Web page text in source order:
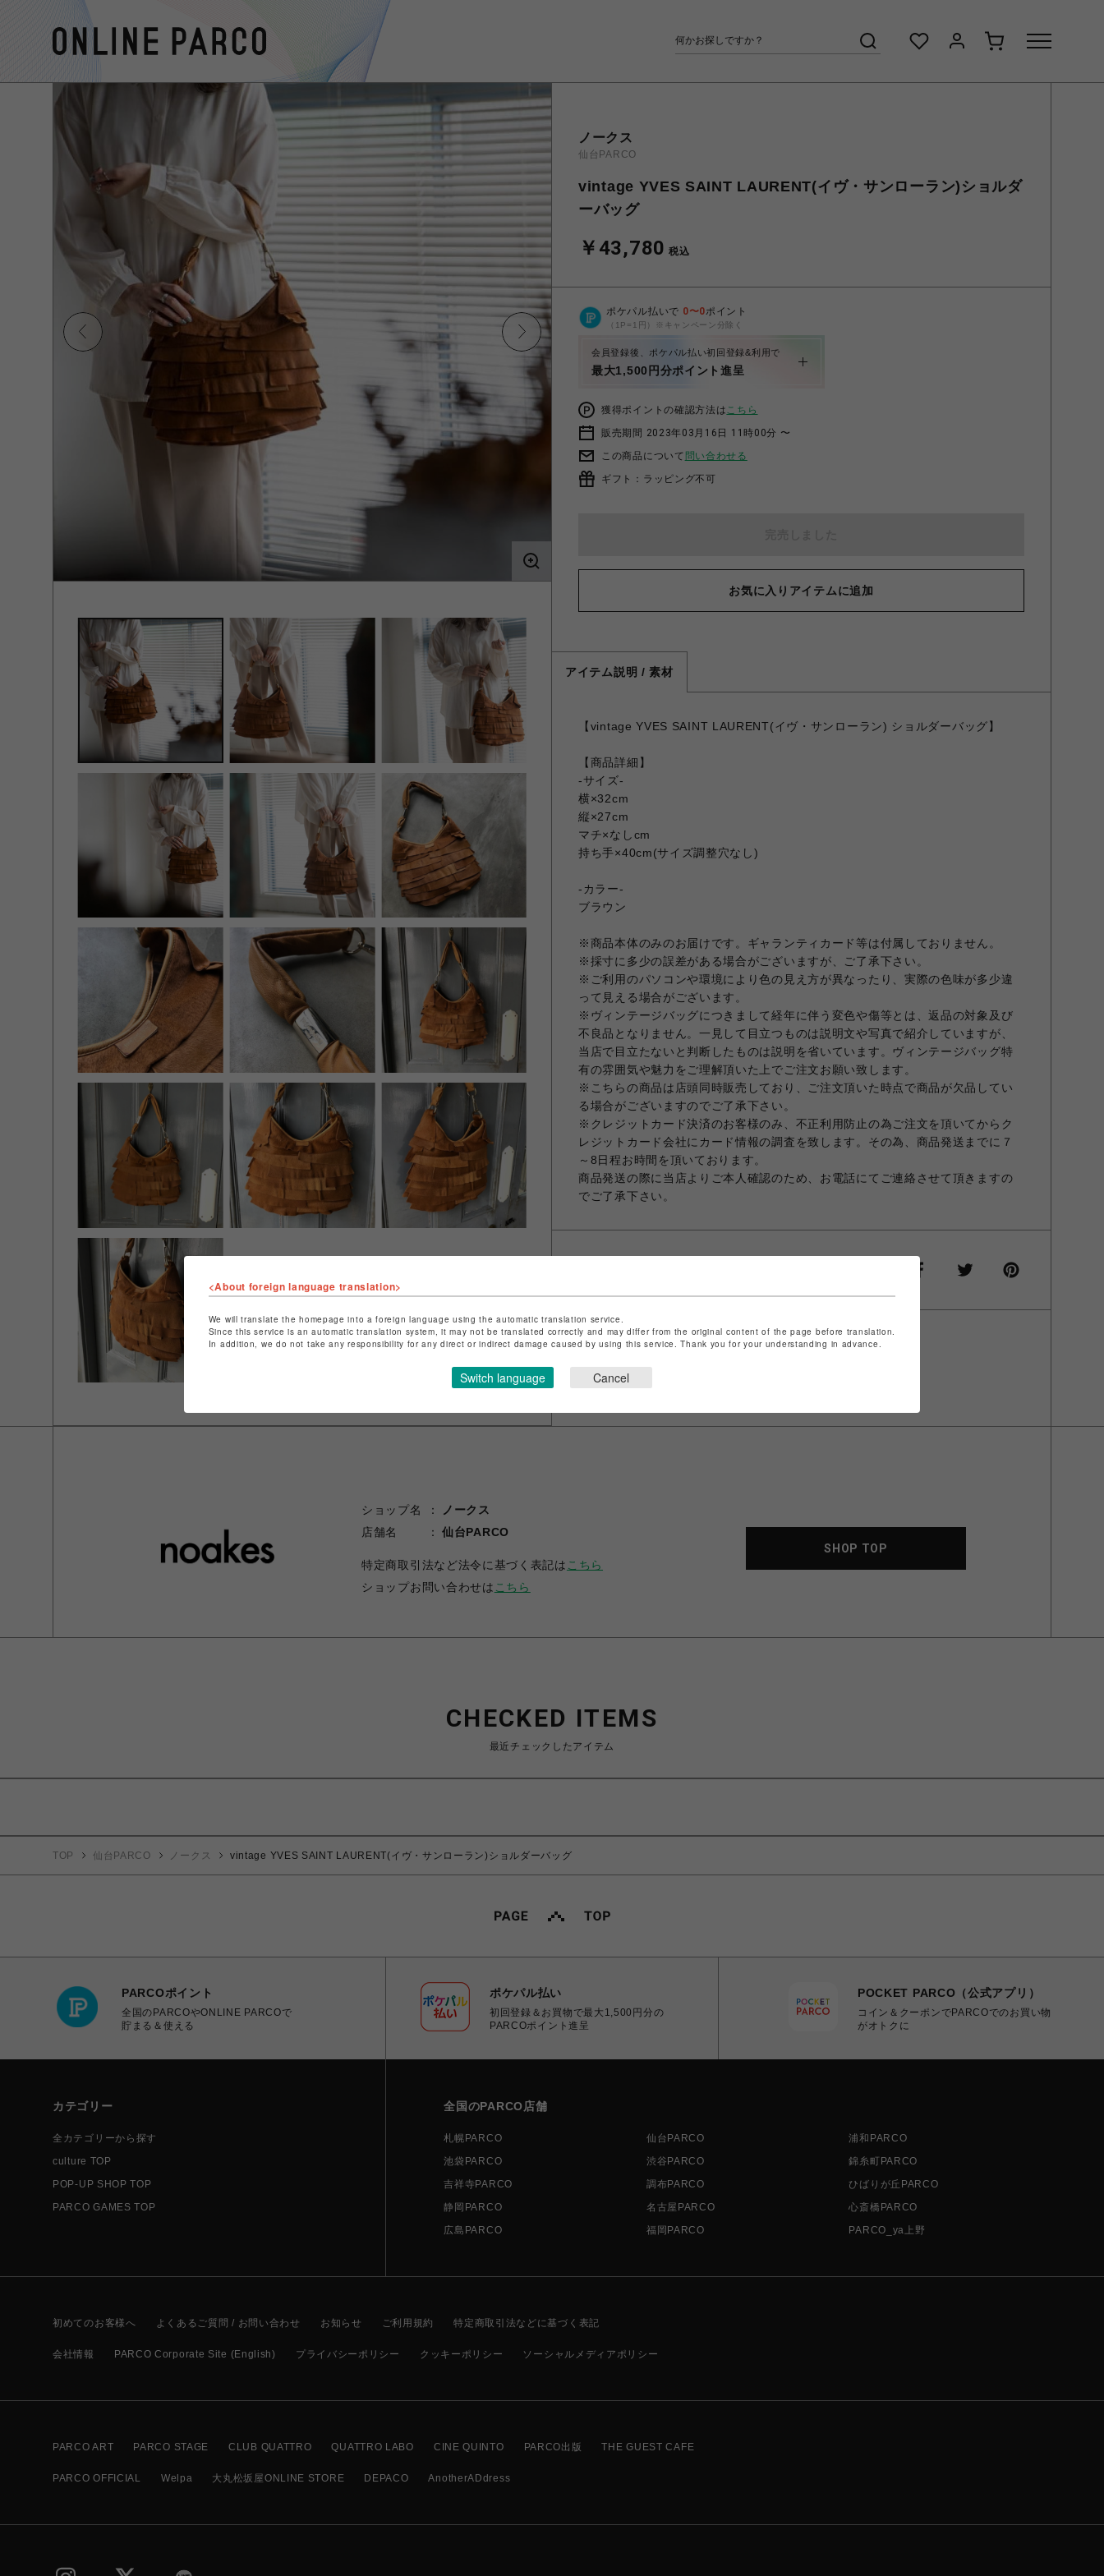
ノークス
仙台PARCO
vintage YVES SAINT LAURENT(イヴ・サンローラン)ショルダ
ーバッグ
￥43,780 税込
ポケパル払いで 0〜0ポイント
（1P=1円）※キャンペーン分除く
会員登録後、ポケパル払い初回登録&利用で
最大1,500円分ポイント進呈
獲得ポイントの確認方法はこちら
販売期間 2023年03月16日 11時00分 〜
この商品について 問い合わせる
ギフト：ラッピング不可
お気に入りアイテムに追加
アイテム説明 / 素材
【vintage YVES SAINT LAURENT(イヴ・サンローラン) ショルダーバッグ】
【商品詳細】
-サイズ-
横×32cm
縦×27cm
マチ×なしcm
持ち手×40cm(サイズ調整穴なし)
-カラー-
ブラウン
※商品本体のみのお届けです。ギャランティカード等は付属しておりません。
※採寸に多少の誤差がある場合がございますが、ご了承下さい。
※ご利用のパソコンや環境により色の見え方が異なったり、実際の色味が多少違
って見える場合がございます。
※ヴィンテージバッグにつきまして経年に伴う変色や傷等とは、返品の対象及び
不良品となりません。一見して目立つものは説明文や写真で紹介していますが、
当店で目立たないと判断したものは説明を省いています。ヴィンテージバッグ特
有の雰囲気や魅力をご理解頂いた上でご注文お願い致します。
※こちらの商品は店頭同時販売しており、ご注文頂いた時点で商品が欠品してい
る場合がございますのでご了承下さい。
※クレジットカード決済のお客様のみ、不正利用防止の為ご注文を頂いてからク
レジットカード会社にカード情報の調査を致します。その為、商品発送までに７
～8日程お時間を頂いております。
商品発送の際に当店よりご本人確認のため、お電話にてご連絡させて頂きますの
でご了承下さい。
ショップ名
ノークス
店舗名
仙台PARCO
特定商取引法など法令に基づく表記は こちら
ショップお問い合わせは こちら
SHOP TOP
CHECKED ITEMS
最近チェックしたアイテム
TOP 仙台PARCO ノークス vintage YVES SAINT LAURENT(イヴ・サンローラン)ショルダーバッグ
PARCOポイント
全国のPARCOやONLINE PARCOで
貯まる＆使える
ポケパル払い
初回登録＆お買物で最大1,500円分の
PARCOポイント進呈
POCKET PARCO（公式アプリ）
コイン＆クーポンでPARCOでのお買い物
がオトクに
カテゴリー
全カテゴリーから探す
culture TOP
POP-UP SHOP TOP
PARCO GAMES TOP
全国のPARCO店舗
札幌PARCO 仙台PARCO
浦和PARCO
池袋PARCO
渋谷PARCO
錦糸町PARCO
吉祥寺PARCO
調布PARCO
ひばりが丘PARCO
静岡PARCO
名古屋PARCO
心斎橋PARCO
広島PARCO
福岡PARCO PARCO_ya上野
初めてのお客様へ よくあるご質問 / お問い合わせ お知らせ ご利用規約 特定商取引法などに基づく表記
会社情報 PARCO Corporate Site (English) プライバシーポリシー クッキーポリシー ソーシャルメディアポリシー
PARCO ART PARCO STAGE CLUB QUATTRO QUATTRO LABO CINE QUINTO PARCO出版 THE GUEST CAFE
PARCO OFFICIAL Welpa 大丸松坂屋ONLINE STORE DEPACO AnotherADdress
<About foreign language translation>
We will translate the homepage into a foreign language using the automatic translation service.
Since this service is an automatic translation system, it may not be translated correctly and may differ from the original content of the page before translation.
In addition, we do not take any responsibility for any direct or indirect damage caused by using this service. Thank you for your understanding in advance.
Switch language Cancel